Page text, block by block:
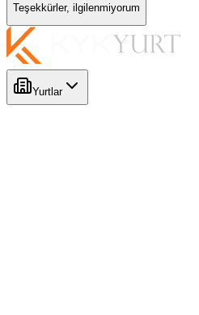
Teşekkürler, ilgilenmiyorum
Yurtlar